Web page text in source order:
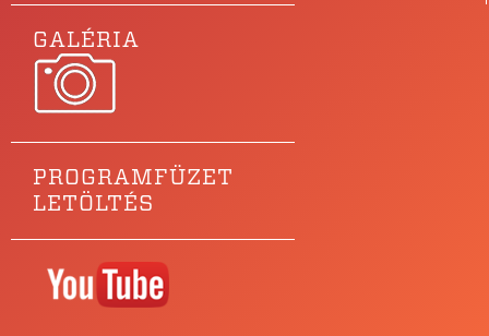
GALÉRIA
PROGRAMFÜZET
LETÖLTÉS